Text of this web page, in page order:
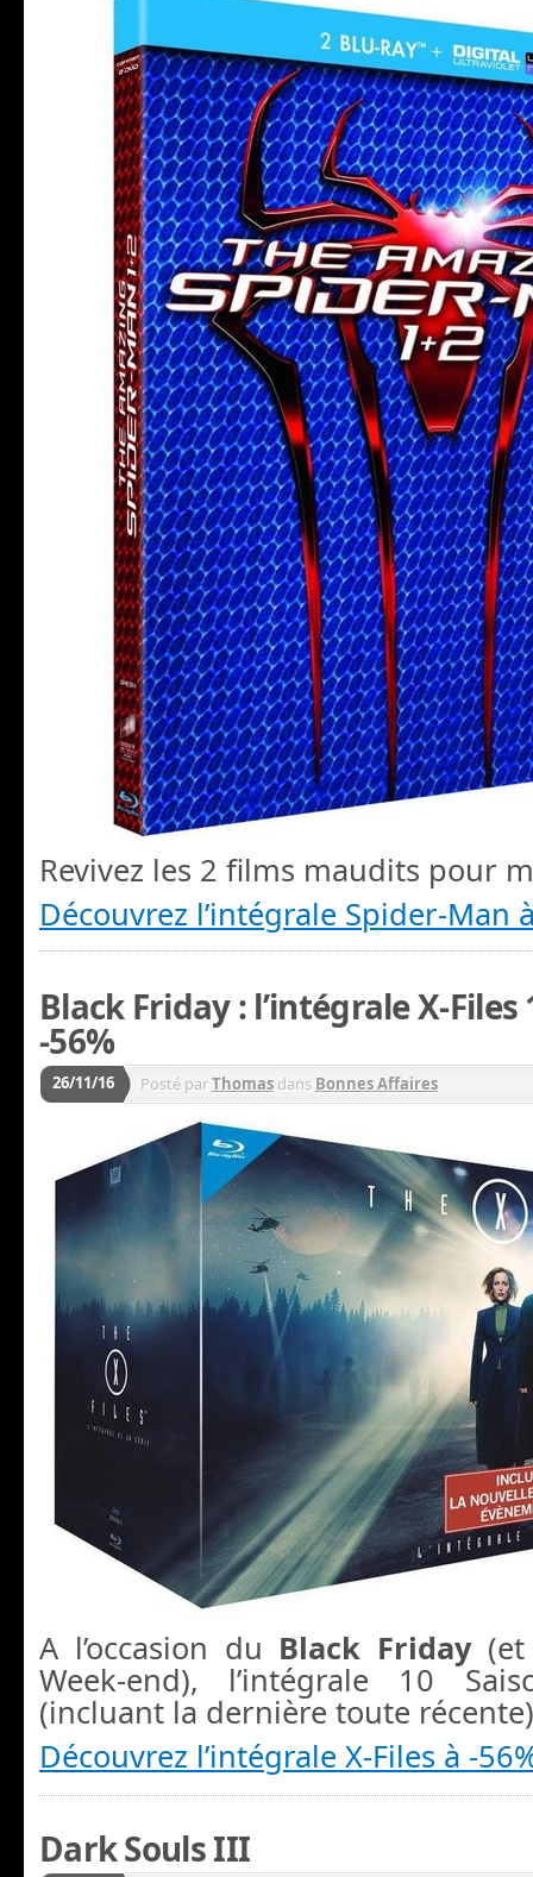
Revivez les 2 films maudits pour
Découvrez l’intégrale Spider-Man
Black Friday : l’intégrale X-Files
-56%
26/11/16 Posté parThomas dans Bonnes Affaires
A l’occasion du Black Friday(et
Week-end), l’intégrale 10
(incluant la dernière toute
Découvrez l’intégrale X-Files à -
Dark Souls III